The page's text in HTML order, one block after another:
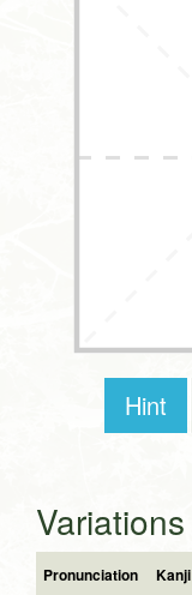
Hint
Variations
Pronunciation Kanji